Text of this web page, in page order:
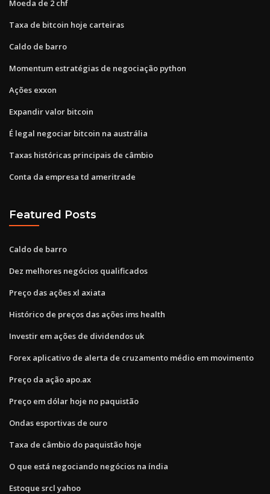
Moeda de 2 chf
Taxa de bitcoin hoje carteiras
Caldo de barro
Momentum estratégias de negociação python
Ações exxon
Expandir valor bitcoin
É legal negociar bitcoin na austrália
Taxas históricas principais de câmbio
Conta da empresa td ameritrade
Featured Posts
Caldo de barro
Dez melhores negócios qualificados
Preço das ações xl axiata
Histórico de preços das ações ims health
Investir em ações de dividendos uk
Forex aplicativo de alerta de cruzamento médio em movimento
Preço da ação apo.ax
Preço em dólar hoje no paquistão
Ondas esportivas de ouro
Taxa de câmbio do paquistão hoje
O que está negociando negócios na índia
Estoque srcl yahoo